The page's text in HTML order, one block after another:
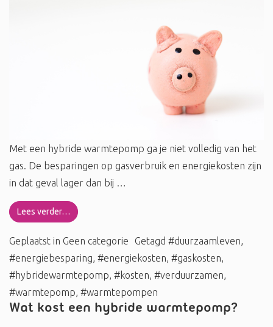
Met een hybride warmtepomp ga je niet volledig van het
gas. De besparingen op gasverbruik en energiekosten zijn
in dat geval lager dan bij …
Lees verder…
Geplaatst in Geen categorie Getagd #duurzaamleven,
#energiebesparing, #energiekosten, #gaskosten,
#hybridewarmtepomp, #kosten, #verduurzamen,
#warmtepomp, #warmtepompen
Wat kost een hybride warmtepomp?